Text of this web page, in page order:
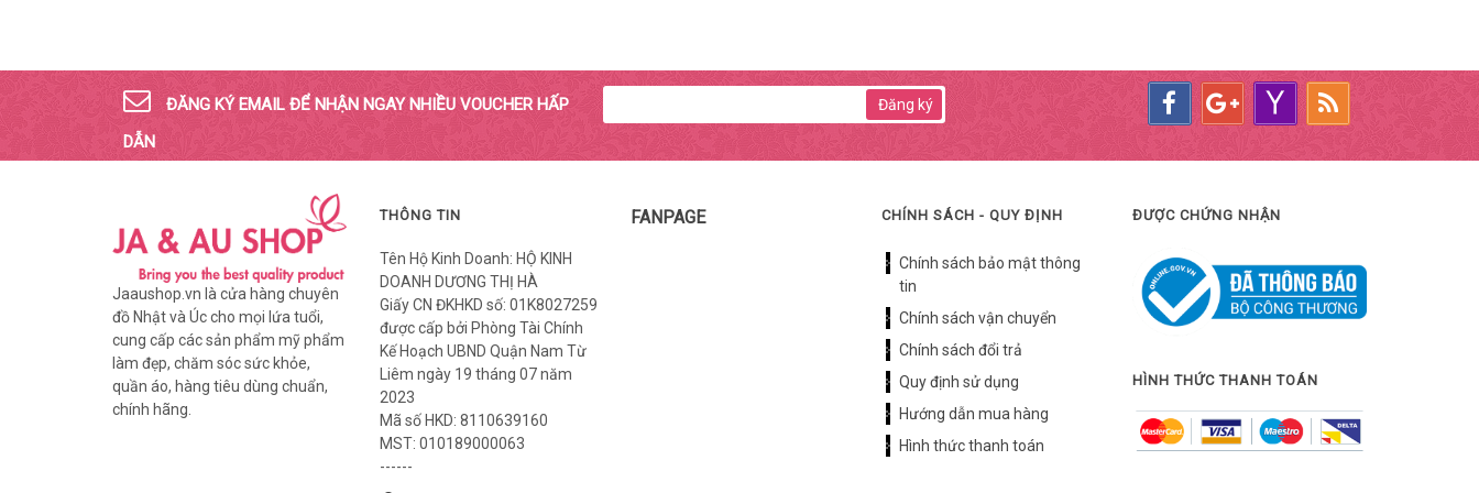
ĐĂNG KÝ EMAIL ĐỂ NHẬN NGAY NHIỀU VOUCHER HẤP
DẪN
Đăng ký
Jaaushop.vn là cửa hàng chuyên
đồ Nhật và Úc cho mọi lứa tuổi,
cung cấp các sản phẩm mỹ phẩm
làm đẹp, chăm sóc sức khỏe,
quần áo, hàng tiêu dùng chuẩn,
chính hãng.
THÔNG TIN
Tên Hộ Kinh Doanh: HỘ KINH
DOANH DƯƠNG THỊ HÀ
Giấy CN ĐKHKD số: 01K8027259
được cấp bởi Phòng Tài Chính
Kế Hoạch UBND Quận Nam Từ
Liêm ngày 19 tháng 07 năm
2023
Mã số HKD: 8110639160
MST: 010189000063
------
FANPAGE CHÍNH SÁCH - QUY ĐỊNH
Chính sách bảo mật thông
tin
Chính sách vận chuyển
Chính sách đổi trả
Quy định sử dụng
Hướng dẫn mua hàng
Hình thức thanh toán
ĐƯỢC CHỨNG NHẬN
HÌNH THỨC THANH TOÁN